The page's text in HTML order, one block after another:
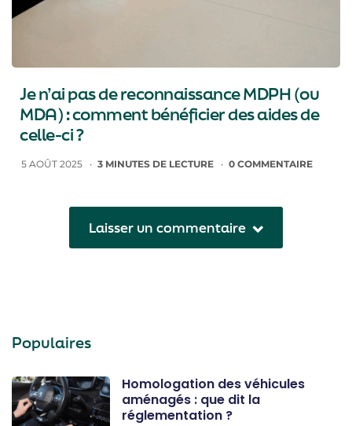
Je n’ai pas de reconnaissance MDPH (ou
MDA) : comment bénéficier des aides de
celle-ci ?
5 AOÛT 2025 3 MINUTES DE LECTURE 0 COMMENTAIRE
Laisser un commentaire
Populaires
Homologation des véhicules
aménagés : que dit la
réglementation ?